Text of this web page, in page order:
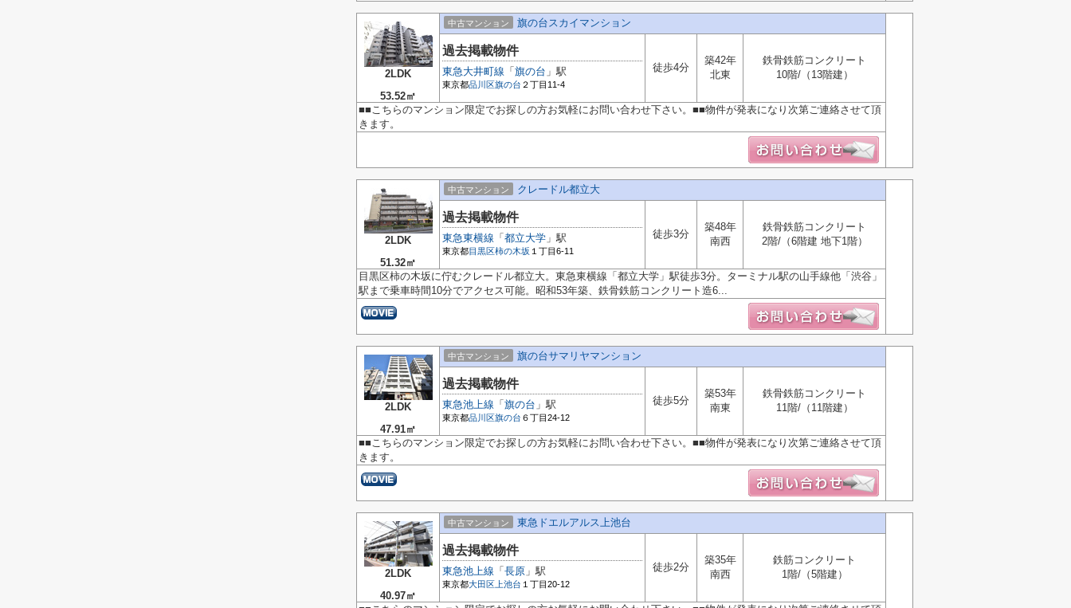
2LDK
53.52㎡
中古マンション 旗の台スカイマンション
過去掲載物件
東急大井町線 「 旗の台 」駅
東京都品川区旗の台 ２丁目11-4
徒歩4分
築42年
北東
鉄骨鉄筋コンクリート
10階/（13階建）
■■こちらのマンション限定でお探しの方お気軽にお問い合わせ下さい。■■物件が発表になり次第ご連絡させて頂
きます。
2LDK
51.32㎡
中古マンション クレードル都立大
過去掲載物件
東急東横線 「 都立大学 」駅
東京都目黒区柿の木坂 １丁目6-11
徒歩3分
築48年
南西
鉄骨鉄筋コンクリート
2階/（6階建 地下1階）
目黒区柿の木坂に佇むクレードル都立大。東急東横線「都立大学」駅徒歩3分。ターミナル駅の山手線他「渋谷」
駅まで乗車時間10分でアクセス可能。昭和53年築、鉄骨鉄筋コンクリート造6...
2LDK
47.91㎡
中古マンション 旗の台サマリヤマンション
過去掲載物件
東急池上線 「 旗の台 」駅
東京都品川区旗の台 ６丁目24-12
徒歩5分
築53年
南東
鉄骨鉄筋コンクリート
11階/（11階建）
■■こちらのマンション限定でお探しの方お気軽にお問い合わせ下さい。■■物件が発表になり次第ご連絡させて頂
きます。
2LDK
40.97㎡
中古マンション 東急ドエルアルス上池台
過去掲載物件
東急池上線 「 長原 」駅
東京都大田区 上池台 １丁目20-12
徒歩2分
築35年
南西
鉄筋コンクリート
1階/（5階建）